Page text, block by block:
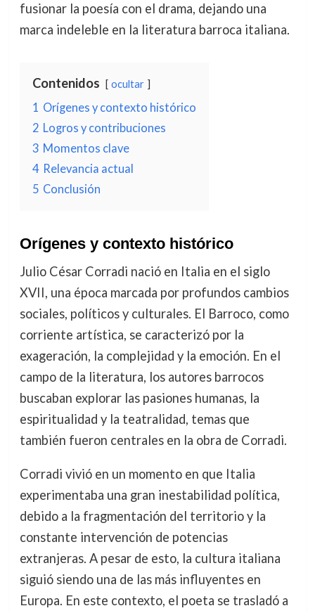
fusionar la poesía con el drama, dejando una
marca indeleble en la literatura barroca italiana.
Contenidos ocultar
1 Orígenes y contexto histórico
2 Logros y contribuciones
3 Momentos clave
4 Relevancia actual
5 Conclusión
Orígenes y contexto histórico
Julio César Corradi nació en Italia en el siglo
XVII, una época marcada por profundos cambios
sociales, políticos y culturales. El Barroco, como
corriente artística, se caracterizó por la
exageración, la complejidad y la emoción. En el
campo de la literatura, los autores barrocos
buscaban explorar las pasiones humanas, la
espiritualidad y la teatralidad, temas que
también fueron centrales en la obra de Corradi.
Corradi vivió en un momento en que Italia
experimentaba una gran inestabilidad política,
debido a la fragmentación del territorio y la
constante intervención de potencias
extranjeras. A pesar de esto, la cultura italiana
siguió siendo una de las más influyentes en
Europa. En este contexto, el poeta se trasladó a